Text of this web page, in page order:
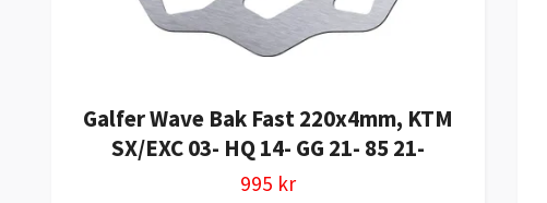
Galfer Wave Bak Fast 220x4mm, KTM
SX/EXC 03- HQ 14- GG 21- 85 21-
995 kr